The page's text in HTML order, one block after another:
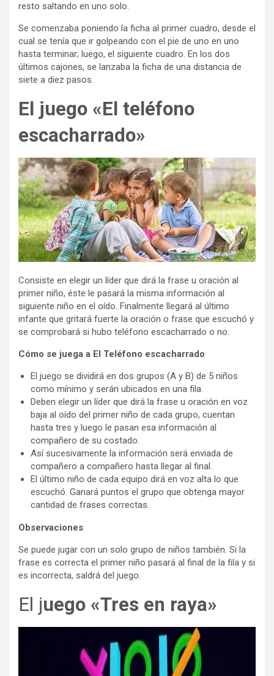
resto saltando en uno solo.
Se comenzaba poniendo la ficha al primer cuadro, desde el
cual se tenía que ir golpeando con el pie de uno en uno
hasta terminar; luego, el siguiente cuadro. En los dos
últimos cajones, se lanzaba la ficha de una distancia de
siete a diez pasos.
El juego «El teléfono
escacharrado»
Consiste en elegir un líder que dirá la frase u oración al
primer niño, éste le pasará la misma información al
siguiente niño en el oído. Finalmente llegará al último
infante que gritará fuerte la oración o frase que escuchó y
se comprobará si hubo teléfono escacharrado o no.
Cómo se juega a El Teléfono escacharrado
El juego se dividirá en dos grupos (A y B) de 5 niños
como mínimo y serán ubicados en una fila.
Deben elegir un líder que dirá la frase u oración en voz
baja al oído del primer niño de cada grupo, cuentan
hasta tres y luego le pasan esa información al
compañero de su costado.
Así sucesivamente la información será enviada de
compañero a compañero hasta llegar al final.
El último niño de cada equipo dirá en voz alta lo que
escuchó. Ganará puntos el grupo que obtenga mayor
cantidad de frases correctas.
Observaciones
Se puede jugar con un solo grupo de niños también. Si la
frase es correcta el primer niño pasará al final de la fila y si
es incorrecta, saldrá del juego.
El juego «Tres en raya»